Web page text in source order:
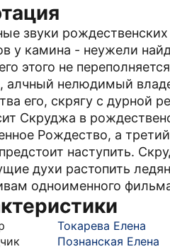
звуки
у камина - неужели
этого не
алчный нелюдимый
его, скрягу с дурной
Скруджа в
Рождество, а
наступить.
духи растопить
одноименного
Токарева Елена
Познанская Елена